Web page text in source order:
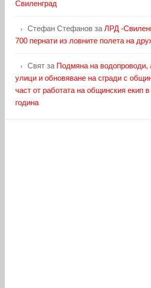
Свиленград
Стефан СтефановзаЛРД -
700 пернати из ловните полета на
Святза Подмяна на водопроводи,
улици и обновяване на сгради с
част от работата на общинския екип
година